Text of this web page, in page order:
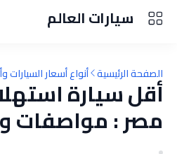
سيارات العالم
الصفحة الرئيسية أنواع أسعار السيارات
أقل سيارة
مصر : مواصفات